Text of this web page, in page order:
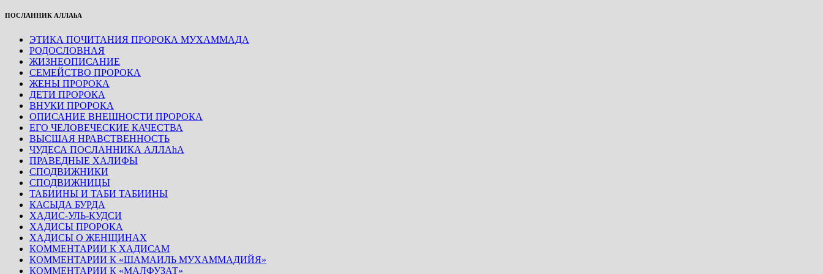
ПОСЛАННИК АЛЛАhА
ЭТИКА ПОЧИТАНИЯ ПРОРОКА МУХАММАДА
РОДОСЛОВНАЯ
ЖИЗНЕОПИСАНИЕ
СЕМЕЙСТВО ПРОРОКА
ЖЕНЫ ПРОРОКА
ДЕТИ ПРОРОКА
ВНУКИ ПРОРОКА
ОПИСАНИЕ ВНЕШНОСТИ ПРОРОКА
ЕГО ЧЕЛОВЕЧЕСКИЕ КАЧЕСТВА
ВЫСШАЯ НРАВСТВЕННОСТЬ
ЧУДЕСА ПОСЛАННИКА АЛЛАhА
ПРАВЕДНЫЕ ХАЛИФЫ
СПОДВИЖНИКИ
СПОДВИЖНИЦЫ
ТАБИИНЫ И ТАБИ ТАБИИНЫ
КАСЫДА БУРДА
ХАДИС-УЛЬ-КУДСИ
ХАДИСЫ ПРОРОКА
ХАДИСЫ О ЖЕНЩИНАХ
КОММЕНТАРИИ К ХАДИСАМ
КОММЕНТАРИИ К «ШАМАИЛЬ МУХАММАДИЙЯ»
КОММЕНТАРИИ К «МАЛФУЗАТ»